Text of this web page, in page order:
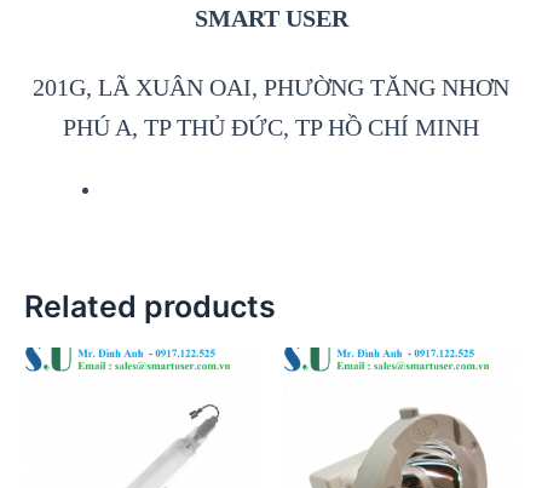
SMART USER
201G, LÃ XUÂN OAI, PHƯỜNG TĂNG NHƠN
PHÚ A, TP THỦ ĐỨC, TP HỒ CHÍ MINH
Related products